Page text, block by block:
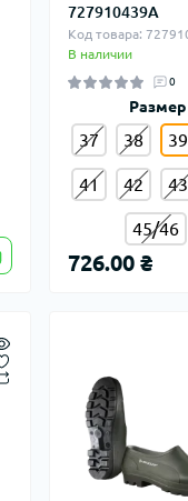
727910439A
Код товара:
В наличии
0
Размер
37 38 39
41 42 43
45/46
726.00 ₴